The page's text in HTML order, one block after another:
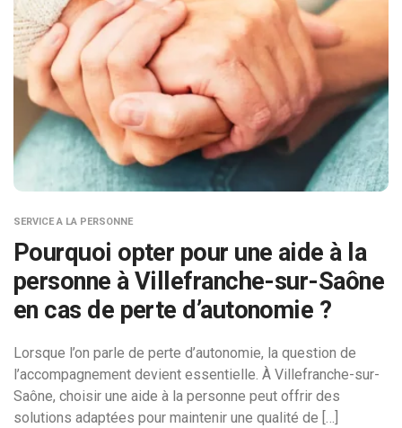
SERVICE A LA PERSONNE
Pourquoi opter pour une aide à la
personne à Villefranche-sur-Saône
en cas de perte d’autonomie ?
Lorsque l’on parle de perte d’autonomie, la question de
l’accompagnement devient essentielle. À Villefranche-sur-
Saône, choisir une aide à la personne peut offrir des
solutions adaptées pour maintenir une qualité de […]